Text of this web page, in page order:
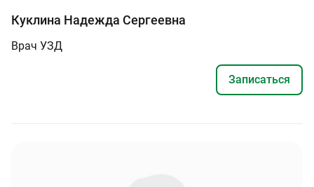
Куклина Надежда Сергеевна
Врач УЗД
Записаться